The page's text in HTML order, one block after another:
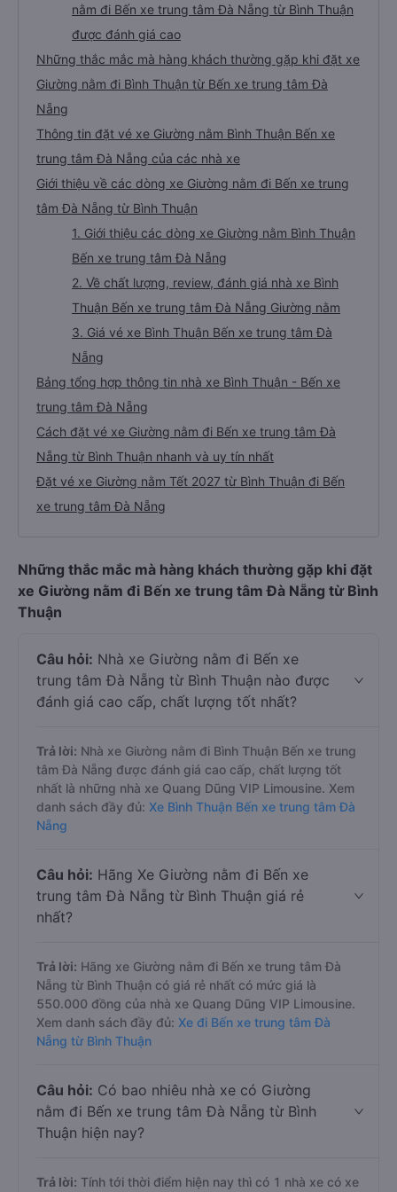
nằm đi Bến xe trung tâm Đà Nẵng từ Bình Thuận
được đánh giá cao
Những thắc mắc mà hàng khách thường gặp khi đặt xe
Giường nằm đi Bình Thuận từ Bến xe trung tâm Đà
Nẵng
Thông tin đặt vé xe Giường nằm Bình Thuận Bến xe
trung tâm Đà Nẵng của các nhà xe
Giới thiệu về các dòng xe Giường nằm đi Bến xe trung
tâm Đà Nẵng từ Bình Thuận
1. Giới thiệu các dòng xe Giường nằm Bình Thuận
Bến xe trung tâm Đà Nẵng
2. Về chất lượng, review, đánh giá nhà xe Bình
Thuận Bến xe trung tâm Đà Nẵng Giường nằm
3. Giá vé xe Bình Thuận Bến xe trung tâm Đà
Nẵng
Bảng tổng hợp thông tin nhà xe Bình Thuận - Bến xe
trung tâm Đà Nẵng
Cách đặt vé xe Giường nằm đi Bến xe trung tâm Đà
Nẵng từ Bình Thuận nhanh và uy tín nhất
Đặt vé xe Giường nằm Tết 2027 từ Bình Thuận đi Bến
xe trung tâm Đà Nẵng
Những thắc mắc mà hàng khách thường gặp khi đặt
xe Giường nằm đi Bến xe trung tâm Đà Nẵng từ Bình
Thuận
Câu hỏi: Nhà xe Giường nằm đi Bến xe
trung tâm Đà Nẵng từ Bình Thuận nào được
đánh giá cao cấp, chất lượng tốt nhất?
Trả lời: Nhà xe Giường nằm đi Bình Thuận Bến xe trung
tâm Đà Nẵng được đánh giá cao cấp, chất lượng tốt
nhất là những nhà xe Quang Dũng VIP Limousine. Xem
danh sách đầy đủ: Xe Bình Thuận Bến xe trung tâm Đà
Nẵng
Câu hỏi: Hãng Xe Giường nằm đi Bến xe
trung tâm Đà Nẵng từ Bình Thuận giá rẻ
nhất?
Trả lời: Hãng xe Giường nằm đi Bến xe trung tâm Đà
Nẵng từ Bình Thuận có giá rẻ nhất có mức giá là
550.000 đồng của nhà xe Quang Dũng VIP Limousine.
Xem danh sách đầy đủ: Xe đi Bến xe trung tâm Đà
Nẵng từ Bình Thuận
Câu hỏi: Có bao nhiêu nhà xe có Giường
nằm đi Bến xe trung tâm Đà Nẵng từ Bình
Thuận hiện nay?
Trả lời: Tính tới thời điểm hiện nay thì có 1 nhà xe có xe